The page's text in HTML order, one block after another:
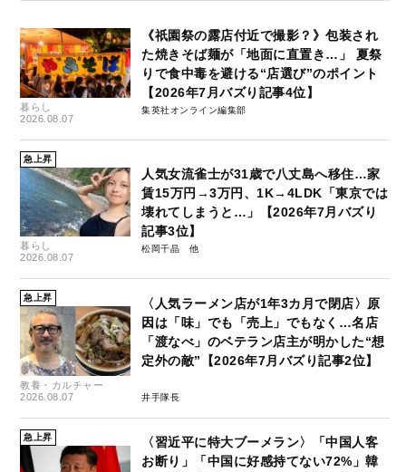
暮らし
2026.08.07
《祇園祭の露店付近で撮影？》包装され
た焼きそば麺が「地面に直置き…」 夏祭
りで食中毒を避ける“店選び”のポイント
【2026年7月バズり記事4位】
集英社オンライン編集部
急上昇
暮らし
2026.08.07
人気女流雀士が31歳で八丈島へ移住…家
賃15万円→3万円、1K→4LDK「東京では
壊れてしまうと…」【2026年7月バズり
記事3位】
松岡千晶
急上昇
教養・カルチャー
2026.08.07
〈人気ラーメン店が1年3カ月で閉店〉原
因は「味」でも「売上」でもなく…名店
「渡なべ」のベテラン店主が明かした“想
定外の敵”【2026年7月バズり記事2位】
井手隊長
急上昇
〈習近平に特大ブーメラン〉「中国人客
お断り」「中国に好感持てない72%」韓